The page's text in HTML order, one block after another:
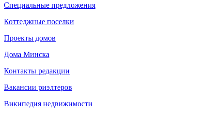
Специальные предложения
Коттеджные поселки
Проекты домов
Дома Минска
Контакты редакции
Вакансии риэлтеров
Википедия недвижимости